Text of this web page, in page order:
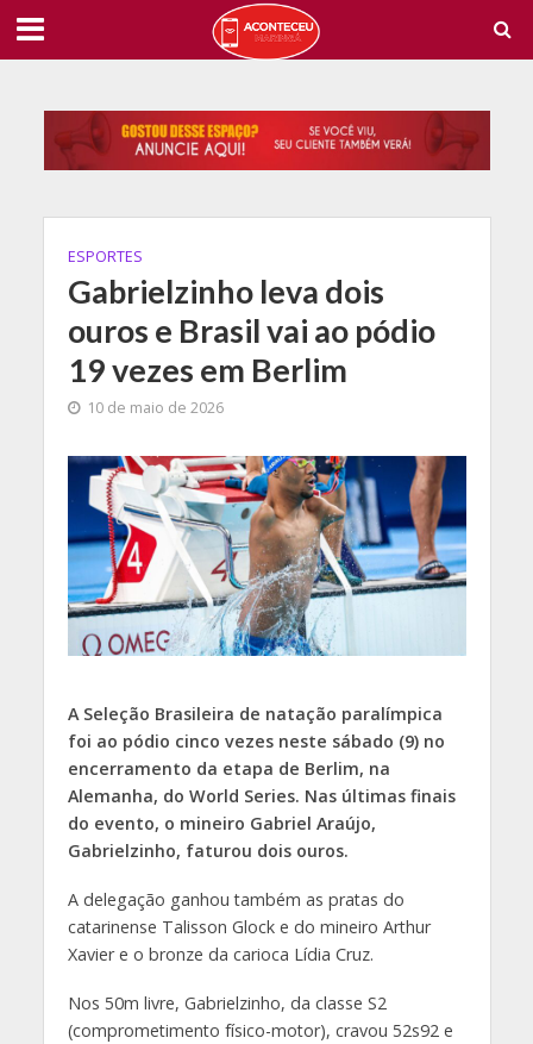
ESPORTES
Gabrielzinho leva dois
ouros e Brasil vai ao pódio
19 vezes em Berlim
10 de maio de 2026
A Seleção Brasileira de natação paralímpica
foi ao pódio cinco vezes neste sábado (9) no
encerramento da etapa de Berlim, na
Alemanha, do World Series. Nas últimas finais
do evento, o mineiro Gabriel Araújo,
Gabrielzinho, faturou dois ouros.
A delegação ganhou também as pratas do
catarinense Talisson Glock e do mineiro Arthur
Xavier e o bronze da carioca Lídia Cruz.
Nos 50m livre, Gabrielzinho, da classe S2
(comprometimento físico-motor), cravou 52s92 e